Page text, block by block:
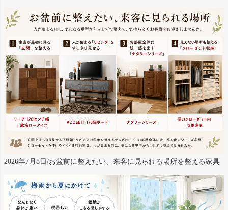
2026年7月8日/お盆前に整えたい、来客に見られる場所を整える家具